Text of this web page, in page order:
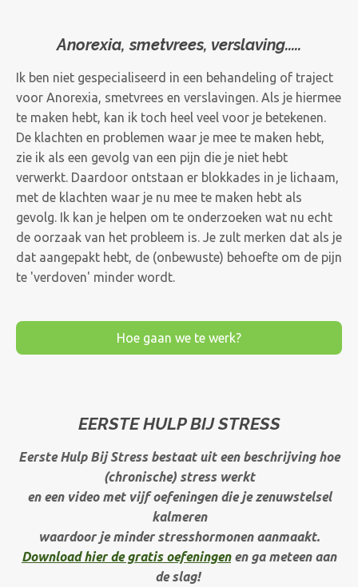
Anorexia, smetvrees, verslaving.....
Ik ben niet gespecialiseerd in een behandeling of traject
voor Anorexia, smetvrees en verslavingen. Als je hiermee
te maken hebt, kan ik toch heel veel voor je betekenen.
De klachten en problemen waar je mee te maken hebt,
zie ik als een gevolg van een pijn die je niet hebt
verwerkt. Daardoor ontstaan er blokkades in je lichaam,
met de klachten waar je nu mee te maken hebt als
gevolg. Ik kan je helpen om te onderzoeken wat nu echt
de oorzaak van het probleem is. Je zult merken dat als je
dat aangepakt hebt, de (onbewuste) behoefte om de pijn
te 'verdoven' minder wordt.
Hoe gaan we te werk?
EERSTE HULP BIJ STRESS
Eerste Hulp Bij Stress bestaat uit een beschrijving hoe
(chronische) stress werkt
en een video met vijf oefeningen die je zenuwstelsel
kalmeren
waardoor je minder stresshormonen aanmaakt.
Download hier de gratis oefeningenen ga meteen aan
de slag!